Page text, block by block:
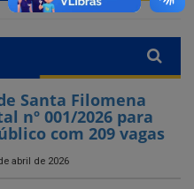
Santa Filomena
nº 001/2026 para
com 209 vagas
abril de 2026